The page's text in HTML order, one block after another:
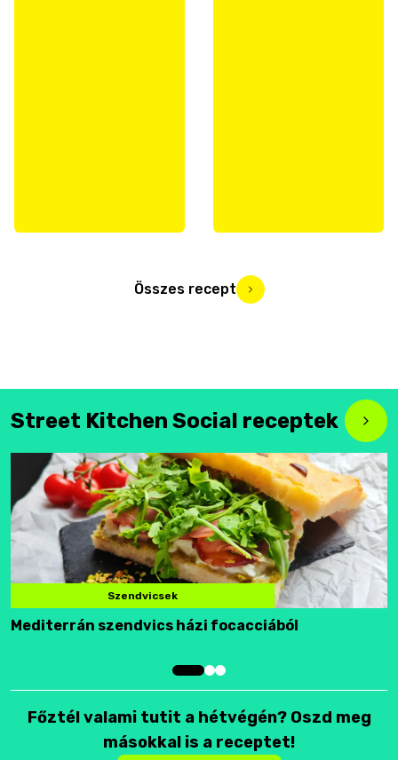
Összes recept
Street Kitchen Social receptek
Szendvicsek
Mediterrán szendvics házi focacciából
Főztél valami tutit a hétvégén? Oszd meg
másokkal is a receptet!